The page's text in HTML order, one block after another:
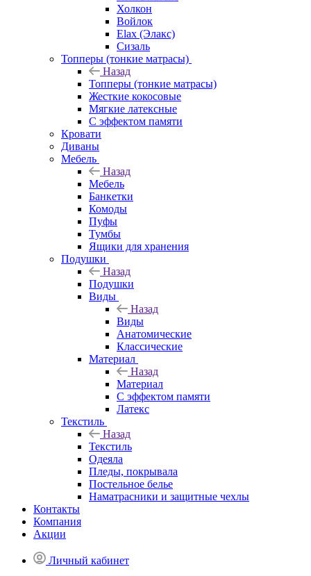
Холкон
Войлок
Elax (Элакс)
Сизаль
Топперы (тонкие матрасы)
Назад
Топперы (тонкие матрасы)
Жесткие кокосовые
Мягкие латексные
С эффектом памяти
Кровати
Диваны
Мебель
Назад
Мебель
Банкетки
Комоды
Пуфы
Тумбы
Ящики для хранения
Подушки
Назад
Подушки
Виды
Назад
Виды
Анатомические
Классические
Материал
Назад
Материал
С эффектом памяти
Латекс
Текстиль
Назад
Текстиль
Одеяла
Пледы, покрывала
Постельное белье
Наматрасники и защитные чехлы
Контакты
Компания
Акции
Личный кабинет